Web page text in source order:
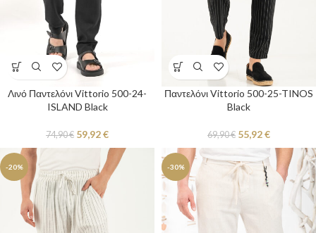
Λινό Παντελόνι Vittorio 500-24-
ISLAND Black
74,90€ 59,92€
Παντελόνι Vittorio 500-25-TINOS
Black
69,90€ 55,92€
-20% -30%